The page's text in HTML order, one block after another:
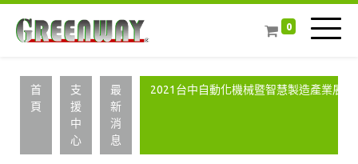
0
首
頁
支
援
中
心
最
新
消
息
2021台中自動化機械暨智慧製造產業展